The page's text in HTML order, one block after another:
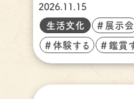
2026.11.15
生活文化
＃展示会
＃体験する ＃鑑賞